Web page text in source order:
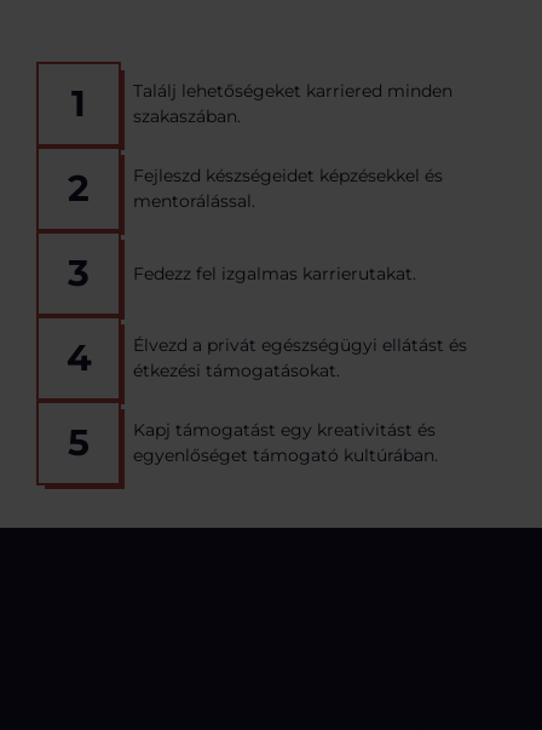
1
Találj lehetőségeket karriered minden
szakaszában.
2
Fejleszd készségeidet képzésekkel és
mentorálással.
3 Fedezz fel izgalmas karrierutakat.
4
Élvezd a privát egészségügyi ellátást és
étkezési támogatásokat.
5
Kapj támogatást egy kreativitást és
egyenlőséget támogató kultúrában.